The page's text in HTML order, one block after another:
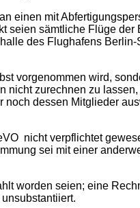
einen mit
seien sämtliche Flüge der
des Flughafens Berlin-
vorgenommen wird,
nicht zurechnen zu lassen,
dessen Mitglieder
nicht verpflichtet
sei mit einer
worden seien; eine